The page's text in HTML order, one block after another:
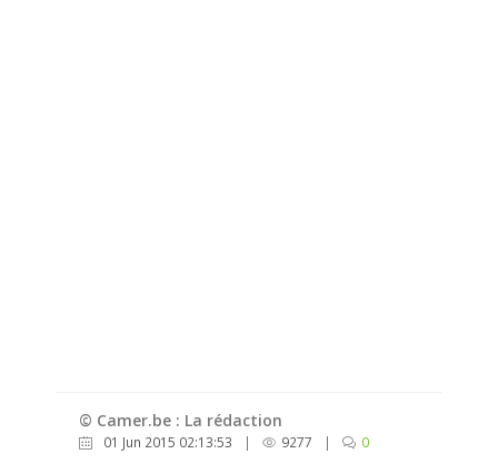
© Camer.be : La rédaction
01 Jun 2015 02:13:53 | 9277 | 0